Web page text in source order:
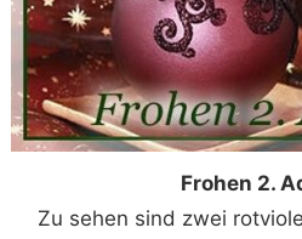
Frohen 2.
Zu sehen sind zwei